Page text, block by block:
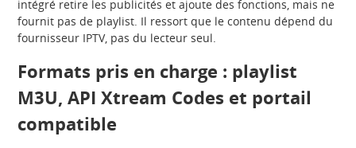
intégré retire les publicités et ajoute des fonctions, mais ne
fournit pas de playlist. Il ressort que le contenu dépend du
fournisseur IPTV, pas du lecteur seul.
Formats pris en charge : playlist
M3U, API Xtream Codes et portail
compatible